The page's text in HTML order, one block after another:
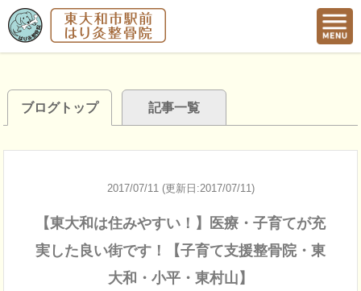
ブログトップ 記事一覧
2017/07/11 (更新日:2017/07/11)
【東大和は住みやすい！】医療・子育てが充
実した良い街です！【子育て支援整骨院・東
大和・小平・東村山】